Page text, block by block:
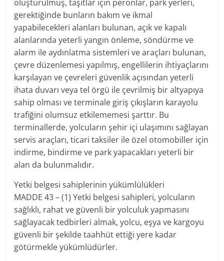
oluşturulmuş, taşıtlar için peronlar, park yerleri,
gerektiğinde bunların bakım ve ikmal
yapabilecekleri alanları bulunan, açık ve kapalı
alanlarında yeterli yangın önleme, söndürme ve
alarm ile aydınlatma sistemleri ve araçları bulunan,
çevre düzenlemesi yapılmış, engellilerin ihtiyaçlarını
karşılayan ve çevreleri güvenlik açısından yeterli
ihata duvarı veya tel örgü ile çevrilmiş bir altyapıya
sahip olması ve terminale giriş çıkışların karayolu
trafiğini olumsuz etkilememesi şarttır. Bu
terminallerde, yolcuların şehir içi ulaşımını sağlayan
servis araçları, ticari taksiler ile özel otomobiller için
indirme, bindirme ve park yapacakları yeterli bir
alan da bulunmalıdır.
Yetki belgesi sahiplerinin yükümlülükleri
MADDE 43 – (1) Yetki belgesi sahipleri, yolcuların
sağlıklı, rahat ve güvenli bir yolculuk yapmasını
sağlayacak tedbirleri almak, yolcu, eşya ve kargoyu
güvenli bir şekilde taahhüt ettiği yere kadar
götürmekle yükümlüdürler.